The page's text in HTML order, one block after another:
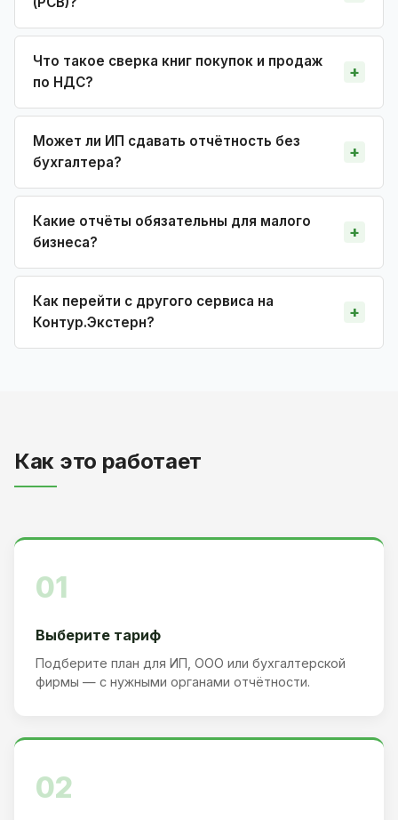
Что такое сверка книг покупок и продаж
по НДС?
Может ли ИП сдавать отчётность без
бухгалтера?
Какие отчёты обязательны для малого
бизнеса?
Как перейти с другого сервиса на
Контур.Экстерн?
Как это работает
01
Выберите тариф
Подберите план для ИП, ООО или бухгалтерской
фирмы — с нужными органами отчётности.
02